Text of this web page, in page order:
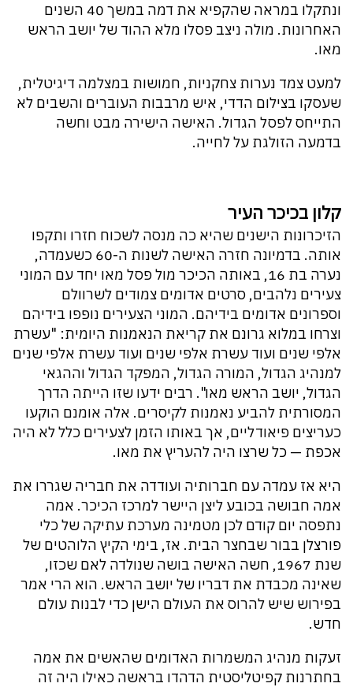
ונתקלו במראה שהקפיא את דמה במשך 40 השנים
האחרונות. מולה ניצב פסלו מלא ההוד של יושב הראש
מאו.
למעט צמד נערות צחקניות, חמושות במצלמה דיגיטלית,
שעסקו בצילום הדדי, איש מרבבות העוברים והשבים לא
התייחס לפסל הגדול. האישה הישירה מבט וחשה
בדמעה הזולגת על לחייה.
קלון בכיכר העיר
הזיכרונות הישנים שהיא כה מנסה לשכוח חזרו ותקפו
אותה. בדמיונה חזרה האישה לשנות ה-60 כשעמדה,
נערה בת 16, באותה הכיכר מול פסל מאו יחד עם המוני
צעירים נלהבים, סרטים אדומים צמודים לשרוולם
וספרונים אדומים בידיהם. המוני הצעירים נופפו בידיהם
וצרחו במלוא גרונם את קריאת הנאמנות היומית: "עשרת
אלפי שנים ועוד עשרת אלפי שנים ועוד עשרת אלפי שנים
למנהיג הגדול, המורה הגדול, המפקד הגדול וההגאי
הגדול, יושב הראש מאו". רבים ידעו שזו הייתה הדרך
המסורתית להביע נאמנות לקיסרים. אלה אומנם הוקעו
כעריצים פיאודליים, אך באותו הזמן לצעירים כלל לא היה
אכפת — כל שרצו היה להעריץ את מאו.
היא אז עמדה עם חברותיה ועודדה את חבריה שגררו את
אמה חבושה בכובע ליצן היישר למרכז הכיכר. אמה
נתפסה יום קודם לכן מטמינה מערכת עתיקה של כלי
פורצלן בבור שבחצר הבית. אז, בימי הקיץ הלוהטים של
שנת 1967, חשה האישה בושה שנולדה לאם שכזו,
שאינה מכבדת את דבריו של יושב הראש. הוא הרי אמר
בפירוש שיש להרוס את העולם הישן כדי לבנות עולם
חדש.
זעקות מנהיג המשמרות האדומים שהאשים את אמה
בחתרנות קפיטליסטית הדהדו בראשה כאילו היה זה